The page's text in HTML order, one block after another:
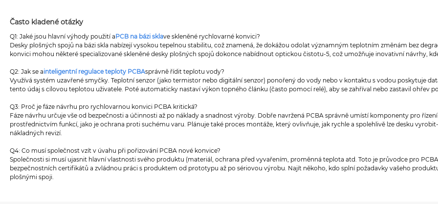
Často kladené otázky
Q1: Jaké jsou hlavní výhody použití aPCB na bázi sklave skleněné rychlovarné konvici?
Desky plošných spojů na bázi skla nabízejí vysokou tepelnou stabilitu, což znamená, že dokážou odolat významným teplotním změnám bez
konvici mohou některé specializované skleněné desky plošných spojů dokonce nabídnout optickou čistotu-5, což umožňuje inovativní návrhy,
Q2: Jak se ainteligentní regulace teploty PCBAsprávně řídit teplotu vody?
Využívá systém uzavřené smyčky. Teplotní senzor (jako termistor nebo digitální senzor) ponořený do vody nebo v kontaktu s vodou poskytuje
tento údaj s cílovou teplotou uživatele. Poté automaticky nastaví výkon topného článku (často pomocí relé), aby se zahříval nebo zastavil ohřev
Q3: Proč je fáze návrhu pro rychlovarnou konvici PCBA kritická?
Fáze návrhu určuje vše od bezpečnosti a účinnosti až po náklady a snadnost výroby. Dobře navržená PCBA správně umístí komponenty pro
prostřednictvím funkcí, jako je ochrana proti suchému varu. Plánuje také proces montáže, který ovlivňuje, jak rychle a spolehlivě lze desku
nákladných revizí.
Q4: Co musí společnost vzít v úvahu při pořizování PCBA nové konvice?
Společnosti si musí ujasnit hlavní vlastnosti svého produktu (materiál, ochrana před vyvařením, proměnná teplota atd. Toto je průvodce pro
bezpečnostních certifikátů a zvládnou práci s produktem od prototypu až po sériovou výrobu. Najít někoho, kdo splní požadavky vašeho
plošnými spoji.